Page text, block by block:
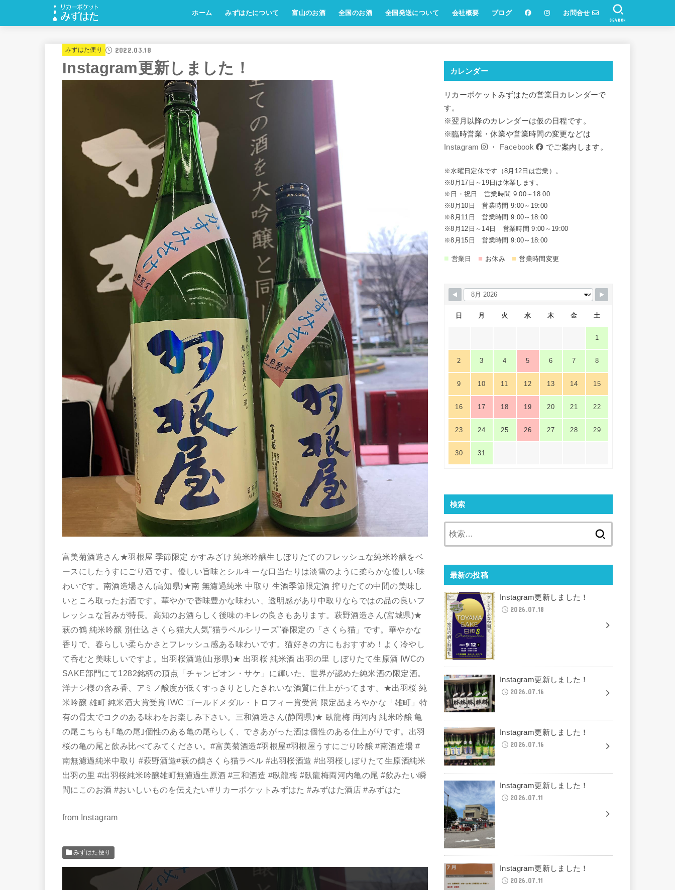
ホーム みずはたについて 富山のお酒 全国のお酒 全国発送について 会社概要 ブログ お問合せ
SEARCH
みずはた便り 2022.03.18
Instagram更新しました！
富美菊酒造さん★羽根屋 季節限定 かすみざけ 純米吟醸生しぼりたてのフレッシュな純米吟醸をベ
ースにしたうすにごり酒です。優しい旨味とシルキーな口当たりは淡雪のように柔らかな優しい味
わいです。南酒造場さん(高知県)★南 無濾過純米 中取り 生酒季節限定酒 搾りたての中間の美味し
いところ取ったお酒です。華やかで香味豊かな味わい、透明感があり中取りならではの品の良いフ
レッシュな旨みが特長。高知のお酒らしく後味のキレの良さもあります。萩野酒造さん(宮城県)★
萩の鶴 純米吟醸 別仕込 さくら猫大人気"猫ラベルシリーズ"春限定の「さくら猫」です。華やかな
香りで、春らしい柔らかさとフレッシュ感ある味わいです。猫好きの方にもおすすめ！よく冷やし
て呑むと美味しいですよ。出羽桜酒造(山形県)★ 出羽桜 純米酒 出羽の里 しぼりたて生原酒 IWCの
SAKE部門にて1282銘柄の頂点「チャンピオン・サケ」に輝いた、世界が認めた純米酒の限定酒。
洋ナシ様の含み香、アミノ酸度が低くすっきりとしたきれいな酒質に仕上がってます。★出羽桜 純
米吟醸 雄町 純米酒大賞受賞 IWC ゴールドメダル・トロフィー賞受賞 限定品まろやかな「雄町」特
有の骨太でコクのある味わをお楽しみ下さい。三和酒造さん(静岡県)★ 臥龍梅 両河内 純米吟醸 亀
の尾こちらも｢亀の尾｣個性のある亀の尾らしく、できあがった酒は個性のある仕上がりです。出羽
桜の亀の尾と飲み比べてみてください。#富美菊酒造#羽根屋#羽根屋うすにごり吟醸 #南酒造場 #
南無濾過純米中取り #萩野酒造#萩の鶴さくら猫ラベル #出羽桜酒造 #出羽桜しぼりたて生原酒純米
出羽の里 #出羽桜純米吟醸雄町無濾過生原酒 #三和酒造 #臥龍梅 #臥龍梅両河内亀の尾 #飲みたい瞬
間にこのお酒 #おいしいものを伝えたい#リカーポケットみずはた #みずはた酒店 #みずはた
from Instagram
みずはた便り
カレンダー
リカーポケットみずはたの営業日カレンダーで
す。
※翌月以降のカレンダーは仮の日程です。
※臨時営業・休業や営業時間の変更などは
Instagram
・ Facebook でご案内します。
※水曜日定休です（8月12日は営業）。
※8月17日～19日は休業します。
※日・祝日 営業時間 9:00～18:00
※8月10日 営業時間 9:00～19:00
※8月11日 営業時間 9:00～18:00
※8月12日～14日 営業時間 9:00～19:00
※8月15日 営業時間 9:00～18:00
■ 営業日 ■ お休み ■ 営業時間変更
日 月 火 水 木 金 土
1
2 3 4 5 6 7 8
9 10 11 12 13 14 15
16 17 18 19 20 21 22
23 24 25 26 27 28 29
30 31
検索
最新の投稿
Instagram更新しました！
2026.07.18
Instagram更新しました！
2026.07.16
Instagram更新しました！
2026.07.16
Instagram更新しました！
2026.07.11
Instagram更新しました！
2026.07.11